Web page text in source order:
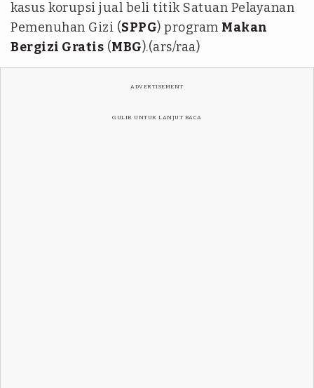
kasus korupsi jual beli titik Satuan Pelayanan
Pemenuhan Gizi (SPPG) program Makan
Bergizi Gratis (MBG).(ars/raa)
ADVERTISEMENT
GULIR UNTUK LANJUT BACA